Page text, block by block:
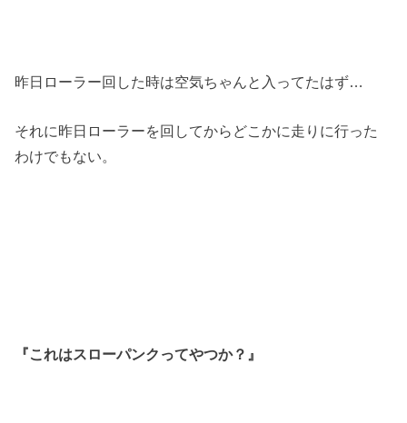
昨日ローラー回した時は空気ちゃんと入ってたはず…
それに昨日ローラーを回してからどこかに走りに行った
わけでもない。
『これはスローパンクってやつか？』